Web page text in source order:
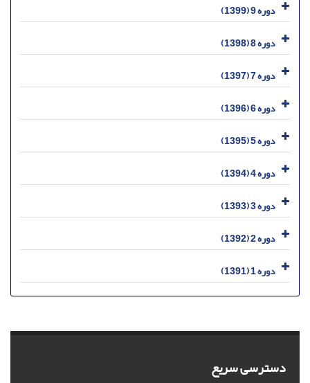
دوره 9 (1399)
دوره 8 (1398)
دوره 7 (1397)
دوره 6 (1396)
دوره 5 (1395)
دوره 4 (1394)
دوره 3 (1393)
دوره 2 (1392)
دوره 1 (1391)
دسترسی سریع